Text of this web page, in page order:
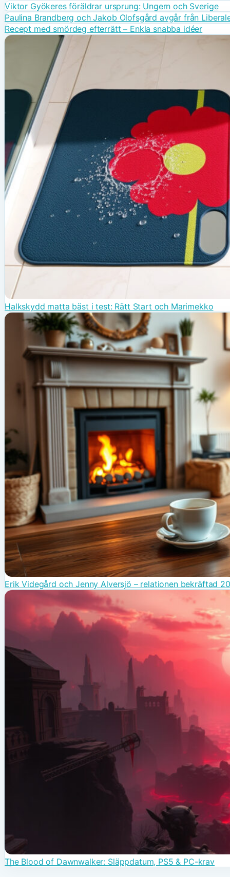
Viktor Gyökeres föräldrar ursprung: Ungern och Sverige
Paulina Brandberg och Jakob Olofsgård avgår från
Recept med smördeg efterrätt – Enkla snabba idéer
Halkskydd matta bäst i test: Rätt Start och Marimekko
Erik Videgård och Jenny Alversjö – relationen bekräftad
The Blood of Dawnwalker: Släppdatum, PS5 & PC-krav